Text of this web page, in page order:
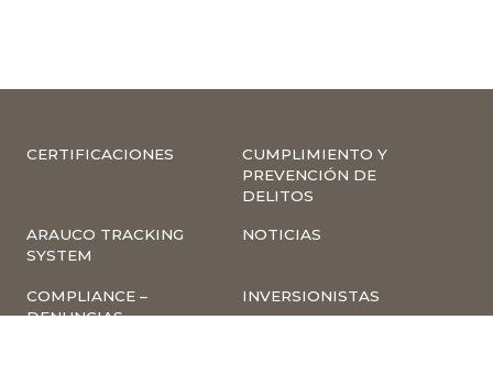
CERTIFICACIONES
CUMPLIMIENTO Y
PREVENCIÓN DE
DELITOS
ARAUCO TRACKING
SYSTEM
NOTICIAS
COMPLIANCE –
DENUNCIAS
INVERSIONISTAS